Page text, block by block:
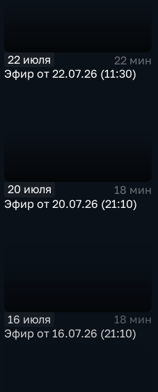
22 июля
22 мин
Эфир от 22.07.26 (11:30)
20 июля
18 мин
Эфир от 20.07.26 (21:10)
16 июля
18 мин
Эфир от 16.07.26 (21:10)